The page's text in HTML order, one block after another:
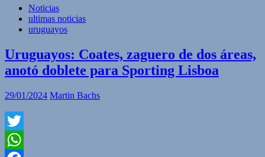
Noticias
ultimas noticias
uruguayos
Uruguayos: Coates, zaguero de dos áreas,
anotó doblete para Sporting Lisboa
29/01/2024 Martin Bachs
Twitter